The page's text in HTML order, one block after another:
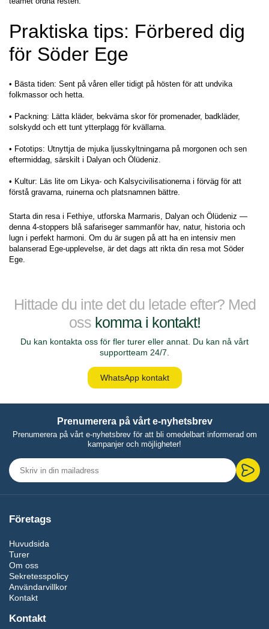
Praktiska tips: Förbered dig
för Söder Ege
• Bästa tiden: Sent på våren eller tidigt på hösten för att undvika
folkmassor och hetta.
• Packning: Lätta kläder, bekväma skor för promenader, badkläder,
solskydd och ett tunt ytterplagg för kvällarna.
• Fototips: Utnyttja de mjuka ljusskyltningarna på morgonen och sen
eftermiddag, särskilt i Dalyan och Ölüdeniz.
• Kultur: Läs lite om Likya- och Kalsycivilisationerna i förväg för att
förstå gravarna, ruinerna och platsnamnen bättre.
Starta din resa i Fethiye, utforska Marmaris, Dalyan och Ölüdeniz —
denna 4-stoppers blå safariseger sammanför hav, natur, historia och
lugn i perfekt harmoni. Om du är sugen på att ha en intensiv men
balanserad Ege-upplevelse, är det dags att rikta din resa mot Söder
Ege.
Hittade du inte det du letade efter? Med
oss komma i kontakt!
Du kan kontakta oss för fler turer eller annat. Du kan nå vårt
supportteam 24/7.
WhatsApp kontakt
Prenumerera på vårt e-nyhetsbrev
Prenumerera på vårt e-nyhetsbrev för att bli omedelbart informerad om
kampanjer och möjligheter!
Företags
Huvudsida
Turer
Om oss
Sekretesspolicy
Användarvillkor
Kontakt
Kontakt